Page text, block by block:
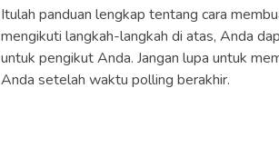
Itulah panduan lengkap tentang cara
mengikuti langkah-langkah di atas, Anda
untuk pengikut Anda. Jangan lupa untuk
Anda setelah waktu polling berakhir.